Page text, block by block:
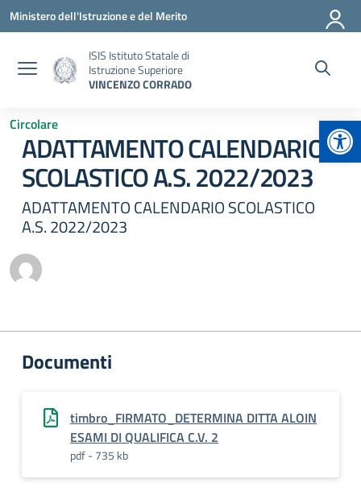
Vai ai contenuti
Vai al menu di navigazione
Vai al footer
Ministero dell'Istruzione e del Merito
ISIS Istituto Statale di
Istruzione Superiore
VINCENZO CORRADO
Circolare
ADATTAMENTO CALENDARIO
SCOLASTICO A.S. 2022/2023
ADATTAMENTO CALENDARIO SCOLASTICO
A.S. 2022/2023
Documenti
timbro_FIRMATO_DETERMINA DITTA ALOIN
ESAMI DI QUALIFICA C.V. 2
pdf - 735 kb